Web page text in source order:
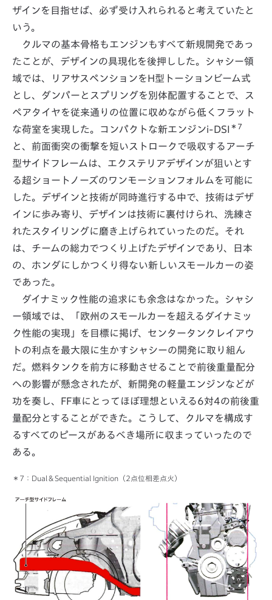
ザインを目指せば、必ず受け入れられると考えていたと
いう。
クルマの基本骨格もエンジンもすべて新規開発であっ
たことが、デザインの具現化を後押しした。シャシー領
域では、リアサスペンションをH型トーションビーム式
とし、ダンパーとスプリングを別体配置することで、ス
ペアタイヤを従来通りの位置に収めながら低くフラット
な荷室を実現した。コンパクトな新エンジンi-DSI ＊7
と、前面衝突の衝撃を短いストロークで吸収するアーチ
型サイドフレームは、エクステリアデザインが狙いとす
る超ショートノーズのワンモーションフォルムを可能に
した。デザインと技術が同時進行する中で、技術はデザ
インに歩み寄り、デザインは技術に裏付けられ、洗練さ
れたスタイリングに磨き上げられていったのだ。それ
は、チームの総力でつくり上げたデザインであり、日本
の、ホンダにしかつくり得ない新しいスモールカーの姿
であった。
ダイナミック性能の追求にも余念はなかった。シャシ
ー領域では、「欧州のスモールカーを超えるダイナミッ
ク性能の実現」を目標に掲げ、センタータンクレイアウ
トの利点を最大限に生かすシャシーの開発に取り組ん
だ。燃料タンクを前方に移動させることで前後重量配分
への影響が懸念されたが、新開発の軽量エンジンなどが
功を奏し、FF車にとってほぼ理想といえる6対4の前後重
量配分とすることができた。こうして、クルマを構成す
るすべてのピースがあるべき場所に収まっていったので
ある。
：Dual＆Sequential Ignition（2点位相差点火）